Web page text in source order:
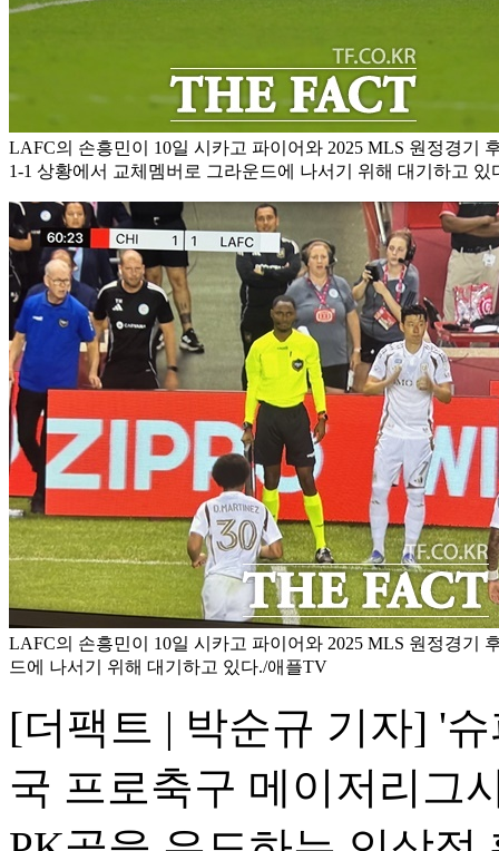
LAFC의 손흥민이 10일 시카고 파이어와 2025 MLS 원정경기
1-1 상황에서 교체멤버로 그라운드에 나서기 위해 대기하고 있
LAFC의 손흥민이 10일 시카고 파이어와 2025 MLS 원정경기
드에 나서기 위해 대기하고 있다./애플TV
[더팩트 | 박순규 기자] '
국 프로축구 메이저리그